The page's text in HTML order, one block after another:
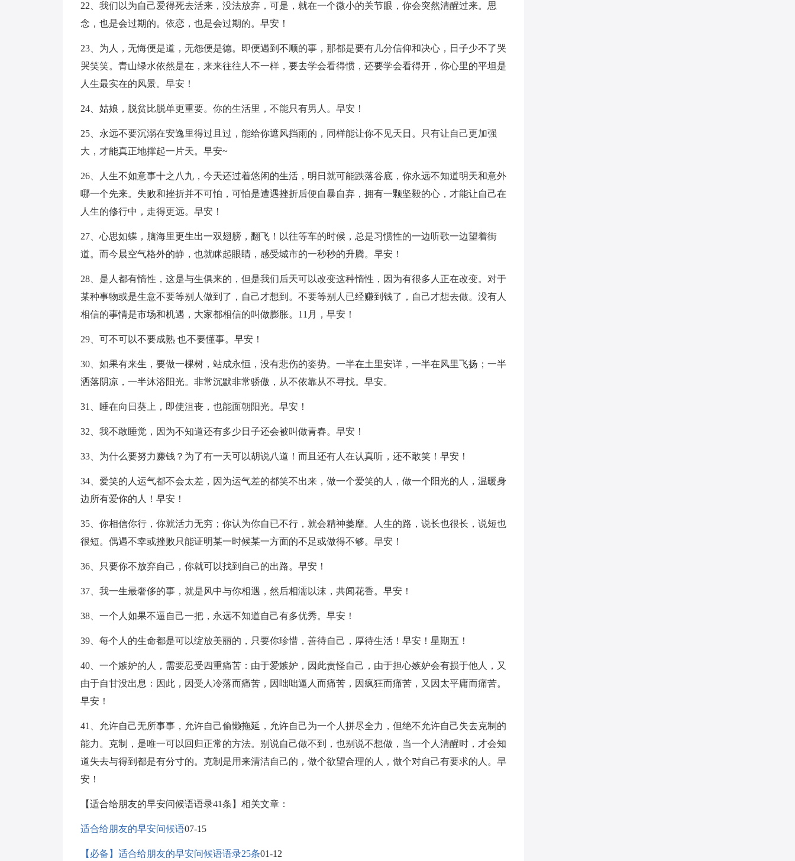
22、我们以为自己爱得死去活来，没法放弃，可是，就在一个微小的关节眼，你会突然清醒过来。思
念，也是会过期的。依恋，也是会过期的。早安！
23、为人，无悔便是道，无怨便是德。即便遇到不顺的事，那都是要有几分信仰和决心，日子少不了哭
哭笑笑。青山绿水依然是在，来来往往人不一样，要去学会看得惯，还要学会看得开，你心里的平坦是
人生最实在的风景。早安！
24、姑娘，脱贫比脱单更重要。你的生活里，不能只有男人。早安！
25、永远不要沉溺在安逸里得过且过，能给你遮风挡雨的，同样能让你不见天日。只有让自己更加强
大，才能真正地撑起一片天。早安~
26、人生不如意事十之八九，今天还过着悠闲的生活，明日就可能跌落谷底，你永远不知道明天和意外
哪一个先来。失败和挫折并不可怕，可怕是遭遇挫折后便自暴自弃，拥有一颗坚毅的心，才能让自己在
人生的修行中，走得更远。早安！
27、心思如蝶，脑海里更生出一双翅膀，翻飞！以往等车的时候，总是习惯性的一边听歌一边望着街
道。而今晨空气格外的静，也就眯起眼睛，感受城市的一秒秒的升腾。早安！
28、是人都有惰性，这是与生俱来的，但是我们后天可以改变这种惰性，因为有很多人正在改变。对于
某种事物或是生意不要等别人做到了，自己才想到。不要等别人已经赚到钱了，自己才想去做。没有人
相信的事情是市场和机遇，大家都相信的叫做膨胀。11月，早安！
29、可不可以不要成熟 也不要懂事。早安！
30、如果有来生，要做一棵树，站成永恒，没有悲伤的姿势。一半在土里安详，一半在风里飞扬；一半
洒落阴凉，一半沐浴阳光。非常沉默非常骄傲，从不依靠从不寻找。早安。
31、睡在向日葵上，即使沮丧，也能面朝阳光。早安！
32、我不敢睡觉，因为不知道还有多少日子还会被叫做青春。早安！
33、为什么要努力赚钱？为了有一天可以胡说八道！而且还有人在认真听，还不敢笑！早安！
34、爱笑的人运气都不会太差，因为运气差的都笑不出来，做一个爱笑的人，做一个阳光的人，温暖身
边所有爱你的人！早安！
35、你相信你行，你就活力无穷；你认为你自已不行，就会精神萎靡。人生的路，说长也很长，说短也
很短。偶遇不幸或挫败只能证明某一时候某一方面的不足或做得不够。早安！
36、只要你不放弃自己，你就可以找到自己的出路。早安！
37、我一生最奢侈的事，就是风中与你相遇，然后相濡以沫，共闻花香。早安！
38、一个人如果不逼自己一把，永远不知道自己有多优秀。早安！
39、每个人的生命都是可以绽放美丽的，只要你珍惜，善待自己，厚待生活！早安！星期五！
40、一个嫉妒的人，需要忍受四重痛苦：由于爱嫉妒，因此责怪自己，由于担心嫉妒会有损于他人，又
由于自甘没出息：因此，因受人冷落而痛苦，因咄咄逼人而痛苦，因疯狂而痛苦，又因太平庸而痛苦。
早安！
41、允许自己无所事事，允许自己偷懒拖延，允许自己为一个人拼尽全力，但绝不允许自己失去克制的
能力。克制，是唯一可以回归正常的方法。别说自己做不到，也别说不想做，当一个人清醒时，才会知
道失去与得到都是有分寸的。克制是用来清洁自己的，做个欲望合理的人，做个对自己有要求的人。早
安！
【适合给朋友的早安问候语语录41条】相关文章：
适合给朋友的早安问候语07-15
【必备】适合给朋友的早安问候语语录25条01-12